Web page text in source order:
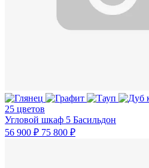
25 цветов
Угловой шкаф 5 Басильдон
56 900 ₽ 75 800 ₽